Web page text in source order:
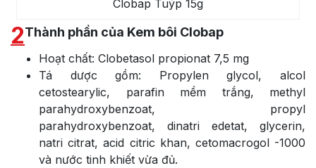
Clobap Tuýp 15g
2Thành phần của Kem bôi Clobap
Hoạt chất: Clobetasol propionat 7,5 mg
Tá dược gồm: Propylen glycol, alcol
cetostearylic, parafin mềm trắng, methyl
parahydroxybenzoat, propyl
parahydroxybenzoat, dinatri edetat, glycerin,
natri citrat, acid citric khan, cetomacrogol -1000
và nước tinh khiết vừa đủ.